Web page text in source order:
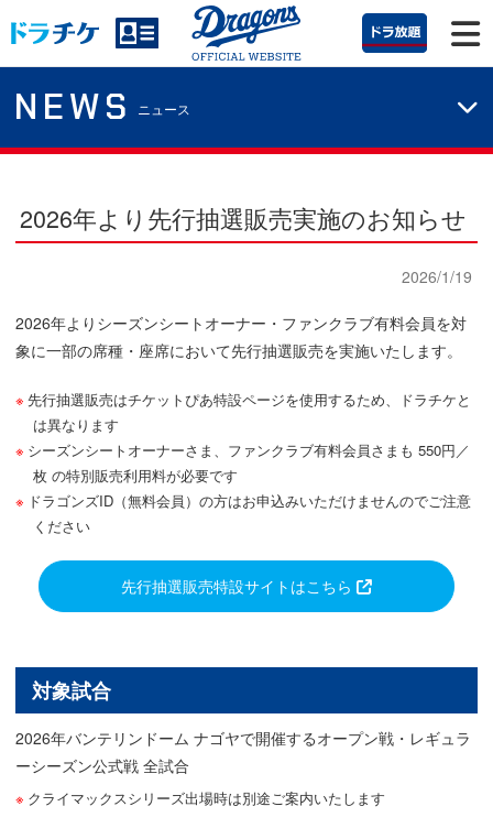
NEWS ニュース
2026年より先行抽選販売実施のお知らせ
2026/1/19
2026年よりシーズンシートオーナー・ファンクラブ有料会員を対
象に一部の席種・座席において先行抽選販売を実施いたします。
先行抽選販売はチケットぴあ特設ページを使用するため、ドラチケと
は異なります
シーズンシートオーナーさま、ファンクラブ有料会員さまも 550円／
枚 の特別販売利用料が必要です
ドラゴンズID（無料会員）の方はお申込みいただけませんのでご注意
ください
先行抽選販売特設サイトはこちら
対象試合
2026年バンテリンドーム ナゴヤで開催するオープン戦・レギュラ
ーシーズン公式戦 全試合
クライマックスシリーズ出場時は別途ご案内いたします